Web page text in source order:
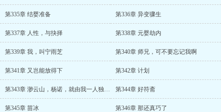
第335章 结婴准备 第336章 异变骤生
第337章 人性，与抉择 第338章 元婴劫内
第339章 我，叫宁雨芝 第340章 师兄，可不要忘记我啊
第341章 又岂能放得下 第342章 计划
第343章 渺云山，杨诺，就由我一人独占吧! 第344章 好符斋
第345章 苗冰 第346章 那还真巧了